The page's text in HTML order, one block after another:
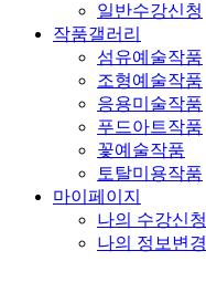
일반수강신청
작품갤러리
섬유예술작품
조형예술작품
응용미술작품
푸드아트작품
꽃예술작품
토탈미용작품
마이페이지
나의 수강신청
나의 정보변경